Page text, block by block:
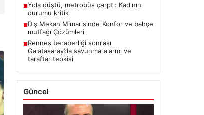
■Yola düştü, metrobüs çarptı: Kadının
durumu kritik
■Dış Mekan Mimarisinde Konfor ve bahçe
mutfağı Çözümleri
■Rennes beraberliği sonrası
Galatasaray’da savunma alarmı ve
taraftar tepkisi
Güncel